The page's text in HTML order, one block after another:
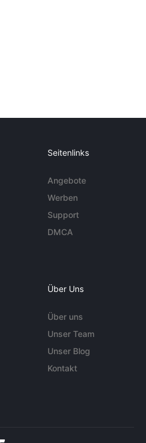
Seitenlinks
Angebote
Werben
Support
DMCA
Über Uns
Über uns
Unser Team
Unser Blog
Kontakt